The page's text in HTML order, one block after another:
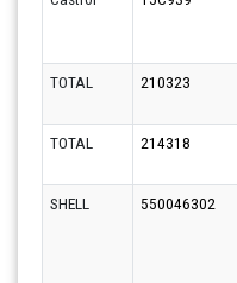
TOTAL 210323
TOTAL
214318
SHELL
550046302